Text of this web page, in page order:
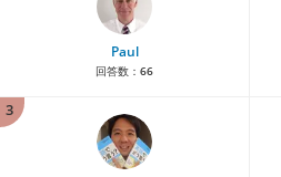
Paul
回答数： 66
3